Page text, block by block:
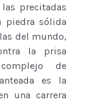
precitadas
piedra sólida
del mundo,
la prisa
de
es la
una carrera